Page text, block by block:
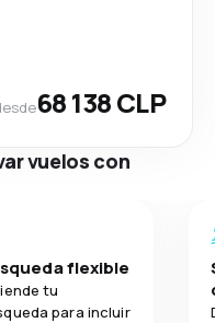
68 138 CLP
vuelos con
flexible
tu
para incluir